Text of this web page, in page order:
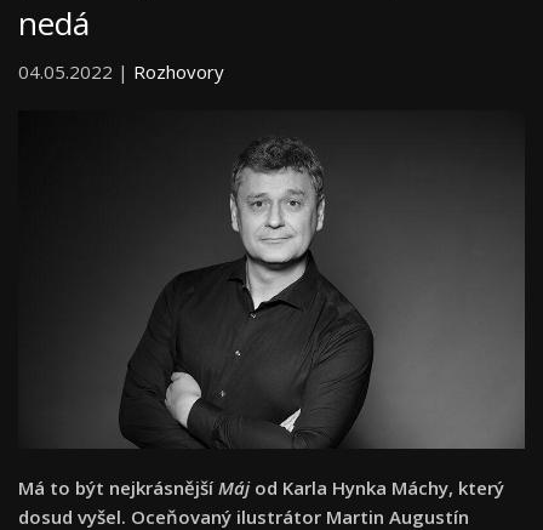
nedá
04.05.2022 | Rozhovory
Má to být nejkrásnější Májod Karla Hynka Máchy, který
dosud vyšel. Oceňovaný ilustrátor Martin Augustín